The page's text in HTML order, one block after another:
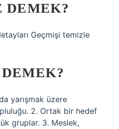
DEMEK?
Geçmişi temizle
yarışmak üzere
2. Ortak bir hedef
gruplar. 3. Meslek,